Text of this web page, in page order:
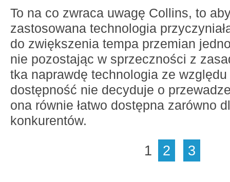
To na co zwraca uwagę Collins, to
zastosowana technologia
do zwiększenia tempa przemian
nie pozostając w sprzeczności z
tka naprawdę technologia ze
dostępność nie decyduje o
ona równie łatwo dostępna zarówno
konkurentów.
1 2 3